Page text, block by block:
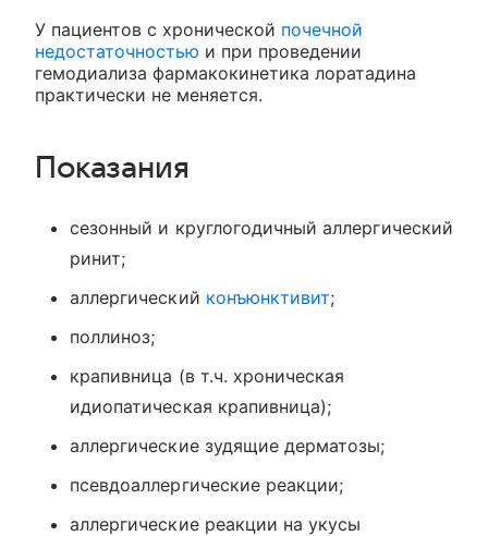
У пациентов с хронической почечной
недостаточностью и при проведении
гемодиализа фармакокинетика лоратадина
практически не меняется.
Показания
сезонный и круглогодичный аллергический
ринит;
аллергический конъюнктивит;
поллиноз;
крапивница (в т.ч. хроническая
идиопатическая крапивница);
аллергические зудящие дерматозы;
псевдоаллергические реакции;
аллергические реакции на укусы